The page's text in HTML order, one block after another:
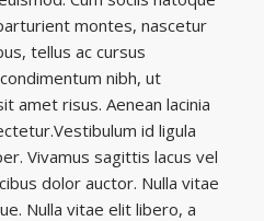
montes, nascetur
tellus ac cursus
nibh, ut
amet risus. Aenean lacinia
id ligula
Vivamus sagittis lacus vel
dolor auctor. Nulla vitae
Nulla vitae elit libero, a